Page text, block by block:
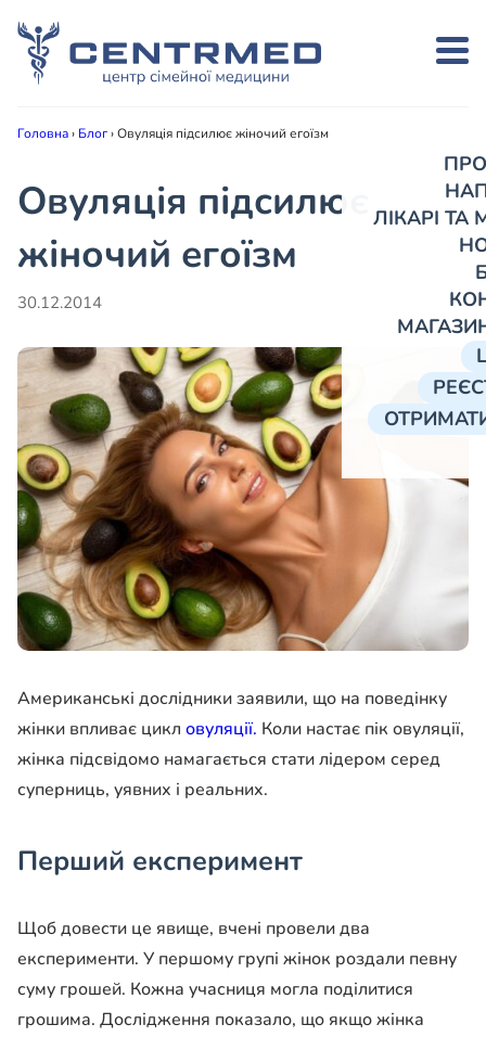
ЛІКАРІ
Головна› Блог›Овуляція підсилює жіночий егоїзм
Овуляція підсилює
жіночий егоїзм
30.12.2014
Американські дослідники заявили, що на поведінку
жінки впливає цикл овуляції. Коли настає пік овуляції,
жінка підсвідомо намагається стати лідером серед
суперниць, уявних і реальних.
Перший експеримент
Щоб довести це явище, вчені провели два
експерименти. У першому групі жінок роздали певну
суму грошей. Кожна учасниця могла поділитися
грошима. Дослідження показало, що якщо жінка